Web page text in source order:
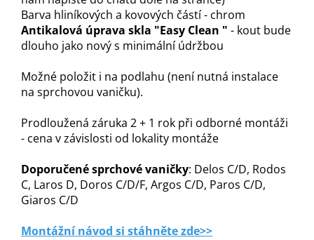
Barva hliníkových a kovových částí - chrom
Antikalová úprava skla "Easy Clean " - kout bude
dlouho jako nový s minimální údržbou
Možné položit i na podlahu (není nutná instalace
na sprchovou vaničku).
Prodloužená záruka 2 + 1 rok při odborné montáži
- cena v závislosti od lokality montáže
Doporučené sprchové vaničky: Delos C/D, Rodos
C, Laros D, Doros C/D/F, Argos C/D, Paros C/D,
Giaros C/D
Montážní návod si stáhněte zde>>